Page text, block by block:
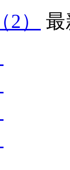
（2）
最